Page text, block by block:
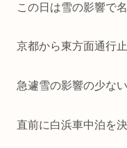
この日は雪の影響で
京都から東方面通行
急遽雪の影響の少ない
直前に白浜車中泊を